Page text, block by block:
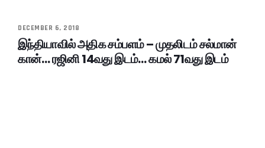
DECEMBER 6, 2018
இந்தியாவில் அதிக சம்பளம் – முதலிடம் சல்மான்
கான்… ரஜினி 14வது இடம்… கமல் 71வது இடம்